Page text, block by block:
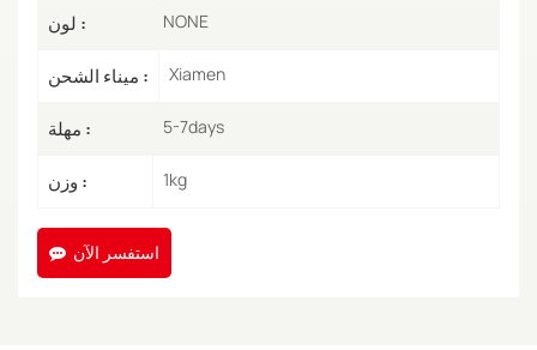
لون : NONE
ميناء الشحن : Xiamen
مهلة : 5-7days
وزن : 1kg
استفسر الآن